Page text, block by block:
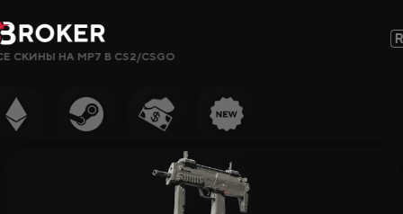
Сайты, Режимы, Бонусы или Ключевые Слова…
Гемблинг
СКИНЫ НА MP7 В CS2/CSGO